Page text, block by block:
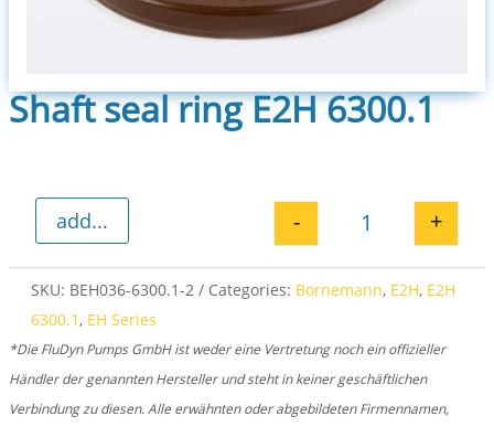
Shaft seal ring E2H 6300.1
Shaft seal ring
- +
add...
SKU: BEH036-6300.1-2 Categories: Bornemann, E2H, E2H
6300.1 , EH Series
*Die FluDyn Pumps GmbH ist weder eine Vertretung noch ein offizieller
Händler der genannten Hersteller und steht in keiner geschäftlichen
Verbindung zu diesen. Alle erwähnten oder abgebildeten Firmennamen,